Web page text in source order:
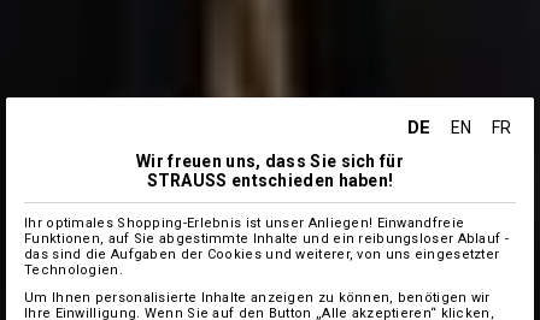
DE EN
FR
Wir freuen uns, dass Sie sich für
STRAUSS entschieden haben!
Ihr optimales Shopping-Erlebnis ist unser Anliegen! Einwandfreie
Funktionen, auf Sie abgestimmte Inhalte und ein reibungsloser Ablauf -
das sind die Aufgaben der Cookies und weiterer, von uns eingesetzter
Technologien.
Um Ihnen personalisierte Inhalte anzeigen zu können, benötigen wir
Ihre Einwilligung. Wenn Sie auf den Button „Alle akzeptieren“ klicken,